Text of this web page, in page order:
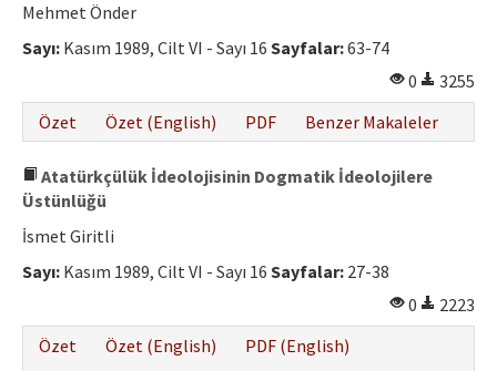
Mehmet Önder
Sayı: Kasım 1989, Cilt VI - Sayı 16 Sayfalar:63-74
0
3255
Özet
Özet (English) PDF Benzer Makaleler
Atatürkçülük İdeolojisinin Dogmatik İdeolojilere
Üstünlüğü
İsmet Giritli
Sayı: Kasım 1989, Cilt VI - Sayı 16 Sayfalar: 27-38
0
2223
Özet
Özet (English)
PDF (English)